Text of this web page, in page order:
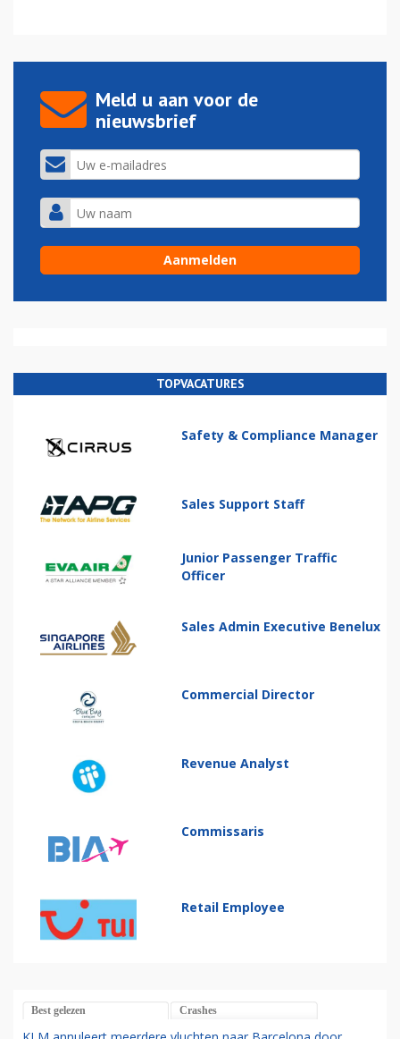
Meld u aan voor de
nieuwsbrief
TOPVACATURES
Safety & Compliance Manager
Sales Support Staff
Junior Passenger Traffic
Officer
Sales Admin Executive Benelux
Commercial Director
Revenue Analyst
Commissaris
Retail Employee
Best gelezen Crashes